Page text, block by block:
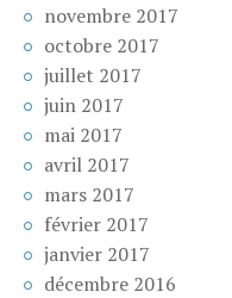
novembre 2017
octobre 2017
juillet 2017
juin 2017
mai 2017
avril 2017
mars 2017
février 2017
janvier 2017
décembre 2016